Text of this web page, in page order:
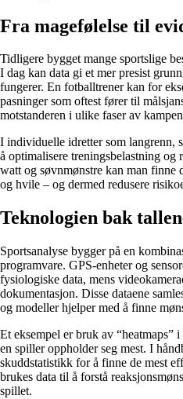
Fra magefølelse til
Tidligere bygget mange sportslige
I dag kan data gi et mer presist
fungerer. En fotballtrener kan for
pasninger som oftest fører til
motstanderen i ulike faser av
I individuelle idretter som langrenn,
å optimalisere treningsbelastning og
watt og søvnmønstre kan man finne
og hvile – og dermed redusere
Teknologien bak
Sportsanalyse bygger på en
programvare. GPS-enheter og
fysiologiske data, mens
dokumentasjon. Disse dataene
og modeller hjelper med å finne
Et eksempel er bruk av “heatmaps”
en spiller oppholder seg mest. I
skuddstatistikk for å finne de mest
brukes data til å forstå
spillet.